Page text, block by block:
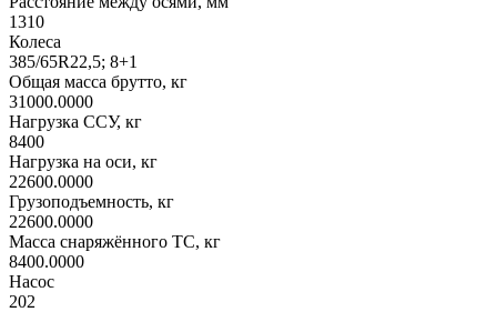
1310
Колеса
385/65R22,5; 8+1
Общая масса брутто, кг
31000.0000
Нагрузка ССУ, кг
8400
Нагрузка на оси, кг
22600.0000
Грузоподъемность, кг
22600.0000
Масса снаряжённого ТС, кг
8400.0000
Насос
202